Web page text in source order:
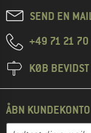
SEND EN
+49 71 21 70
KØB BEVIDST
ÅBN KUNDEKONTO
E-mail-adresse
Indtast din e-